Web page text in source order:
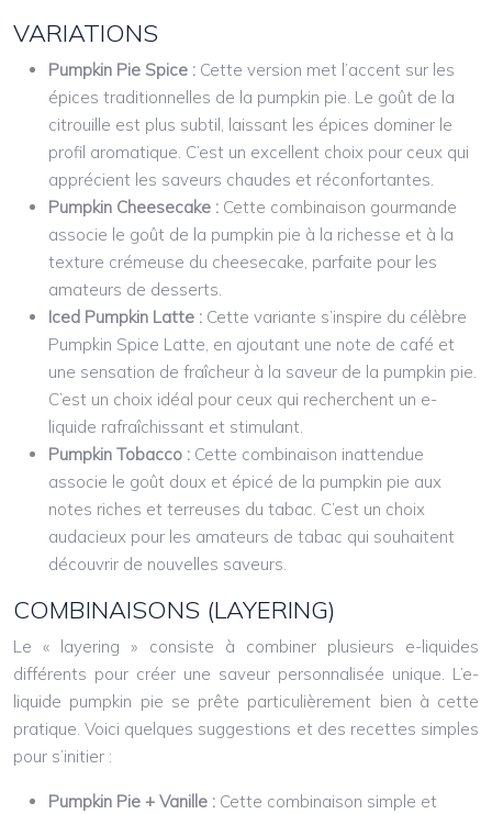
VARIATIONS
Pumpkin Pie Spice : Cette version met l’accent sur les
épices traditionnelles de la pumpkin pie. Le goût de la
citrouille est plus subtil, laissant les épices dominer le
profil aromatique. C’est un excellent choix pour ceux qui
apprécient les saveurs chaudes et réconfortantes.
Pumpkin Cheesecake : Cette combinaison gourmande
associe le goût de la pumpkin pie à la richesse et à la
texture crémeuse du cheesecake, parfaite pour les
amateurs de desserts.
Iced Pumpkin Latte : Cette variante s’inspire du célèbre
Pumpkin Spice Latte, en ajoutant une note de café et
une sensation de fraîcheur à la saveur de la pumpkin pie.
C’est un choix idéal pour ceux qui recherchent un e-
liquide rafraîchissant et stimulant.
Pumpkin Tobacco : Cette combinaison inattendue
associe le goût doux et épicé de la pumpkin pie aux
notes riches et terreuses du tabac. C’est un choix
audacieux pour les amateurs de tabac qui souhaitent
découvrir de nouvelles saveurs.
COMBINAISONS (LAYERING)
Le « layering » consiste à combiner plusieurs e-liquides
différents pour créer une saveur personnalisée unique. L’e-
liquide pumpkin pie se prête particulièrement bien à cette
pratique. Voici quelques suggestions et des recettes simples
pour s’initier :
Pumpkin Pie + Vanille : Cette combinaison simple et